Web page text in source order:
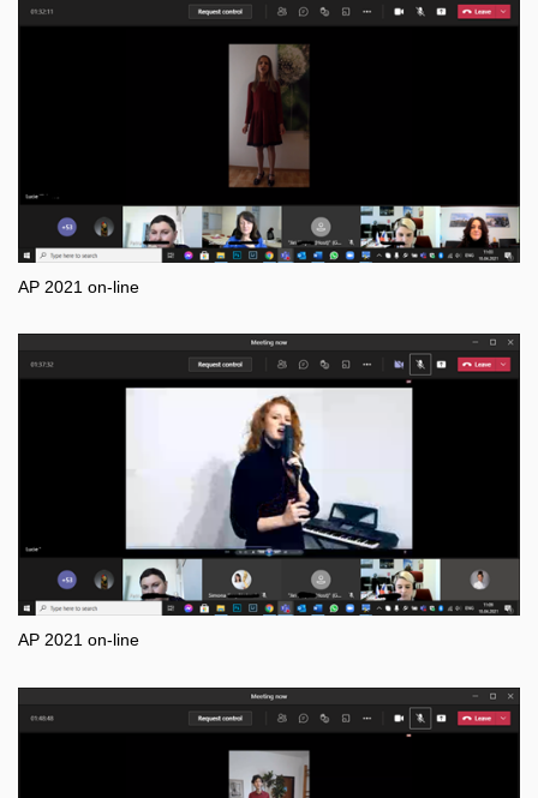
AP 2021 on-line
AP 2021 on-line